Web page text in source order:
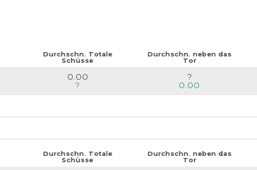
Durchschn. Totale
Schüsse
Durchschn. neben das
Tor
0.00
?
?
0.00
Durchschn. Totale
Schüsse
Durchschn. neben das
Tor